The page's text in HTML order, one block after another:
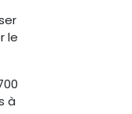
le
à